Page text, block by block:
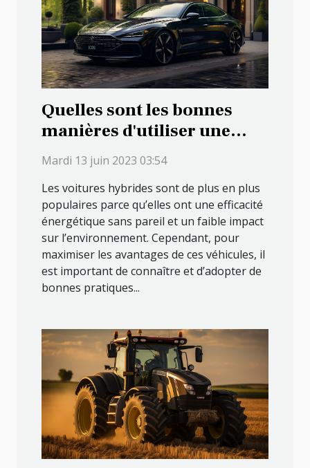
Quelles sont les bonnes
manières d'utiliser une
voiture hybride ?
Mardi 13 juin 2023 03:54
Les voitures hybrides sont de plus en plus
populaires parce qu’elles ont une efficacité
énergétique sans pareil et un faible impact
sur l’environnement. Cependant, pour
maximiser les avantages de ces véhicules, il
est important de connaître et d’adopter de
bonnes pratiques...